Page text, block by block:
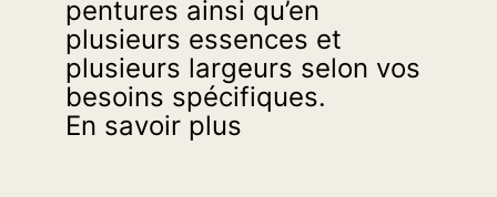
pentures ainsi qu’en
plusieurs essences et
plusieurs largeurs selon vos
besoins spécifiques.
En savoir plus